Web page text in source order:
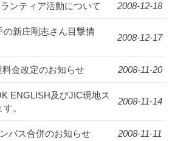
ンティア活動について 2008-12-18
の新庄剛志さん目撃情
2008-12-17
金改定のお知らせ 2008-11-20
ENGLISH及びJIC現地ス
。
2008-11-14
パス合併のお知らせ 2008-11-11